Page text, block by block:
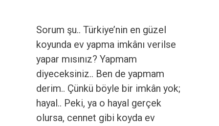
Sorum şu.. Türkiye’nin en güzel
koyunda ev yapma imkânı verilse
yapar mısınız? Yapmam
diyeceksiniz.. Ben de yapmam
derim.. Çünkü böyle bir imkân yok;
hayal.. Peki, ya o hayal gerçek
olursa, cennet gibi koyda ev